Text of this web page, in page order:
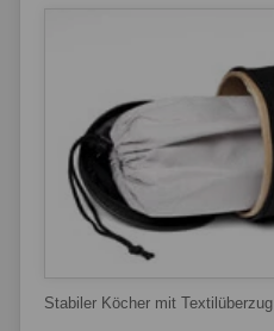
Stabiler Köcher mit Textilüberzug